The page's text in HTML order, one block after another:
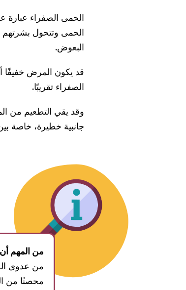
الحمى الصفراء
الحمى وتتحول
البعوض.
قد يكون المرض خفيفًا
الصفراء تقريبًا.
وقد يقي التطعيم من
جانبية خطيرة، خاصة
من المهم
من عدوى
محصنًا من